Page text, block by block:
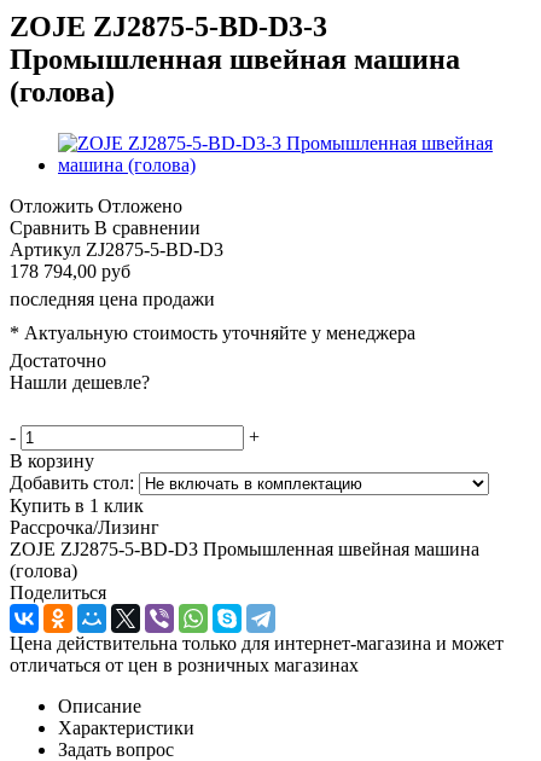
ZOJE ZJ2875-5-BD-D3-3
Промышленная швейная машина
(голова)
Отложить Отложено
Сравнить В сравнении
Артикул ZJ2875-5-BD-D3
178 794,00 руб
последняя цена продажи
* Актуальную стоимость уточняйте у менеджера
Достаточно
Нашли дешевле?
-
+
В корзину
Добавить стол:
Купить в 1 клик
Рассрочка/Лизинг
ZOJE ZJ2875-5-BD-D3 Промышленная швейная машина
(голова)
Поделиться
Цена действительна только для интернет-магазина и может
отличаться от цен в розничных магазинах
Описание
Характеристики
Задать вопрос